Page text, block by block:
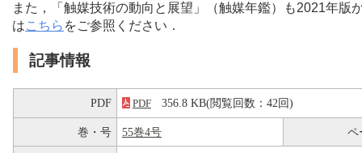
また，「触媒技術の動向と展望」（触媒年鑑）も2021年
はこちら をご参照ください．
記事情報
PDF PDF 356.8 KB(閲覧回数：42回)
巻・号 55巻4号 ペ